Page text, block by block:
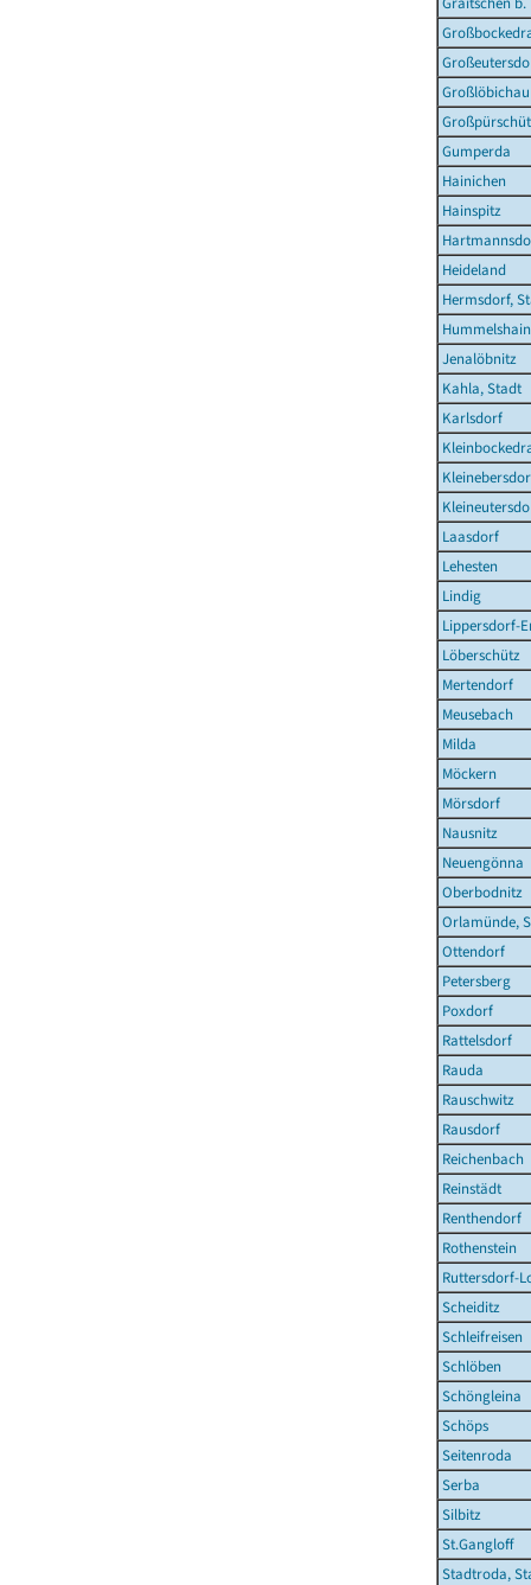
Großlöbichau
Gumperda
Hainichen
Hainspitz
Heideland
Hermsdorf,
Hummelshain
Jenalöbnitz
Kahla, Stadt
Karlsdorf
Laasdorf
Lehesten
Lindig
Lippersdorf-
Löberschütz
Mertendorf
Meusebach
Milda
Möckern
Mörsdorf
Nausnitz
Neuengönna
Oberbodnitz
Orlamünde,
Ottendorf
Petersberg
Poxdorf
Rattelsdorf
Rauda
Rauschwitz
Rausdorf
Reichenbach
Reinstädt
Renthendorf
Rothenstein
Ruttersdorf-
Scheiditz
Schleifreisen
Schlöben
Schöngleina
Schöps
Seitenroda
Serba
Silbitz
St.Gangloff
Stadtroda,